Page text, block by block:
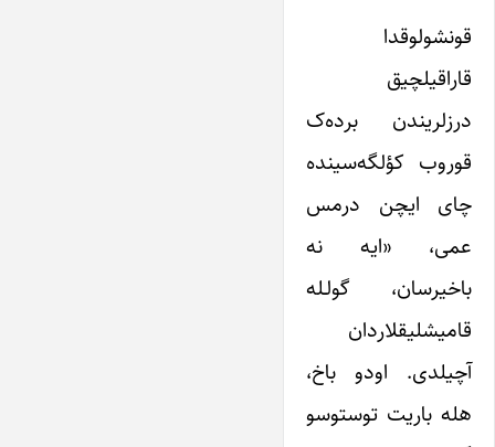
قونشولوقدا
قاراقیلچیق
درزلریندن برده‌ک
قوروب کؤلگه‌سینده
چای ایچن درمس
عمی، «ایه نه
باخیرسان، گولـله
قامیشلیقلاردان
آچیلدی. اودو باخ،
هله باریت توستوسو